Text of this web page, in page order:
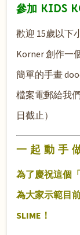
參加 Kids
歡迎 15歲以下
Korner 創作一
簡單的手畫
檔案電郵給我
日截止）
一 起 動 手
為了慶祝這個
為大家示範目
SLIME！